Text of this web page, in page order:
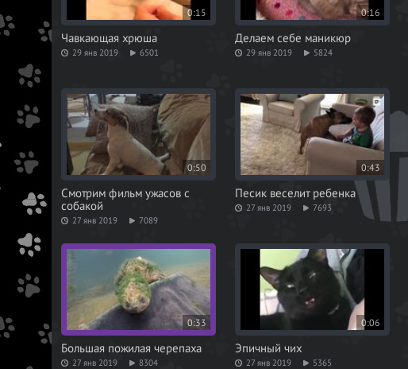
0:15
Чавкающая хрюша
29 янв 2019 6501
0:16
Делаем себе маникюр
29 янв 2019 5824
0:50
Смотрим фильм ужасов с
собакой
27 янв 2019 7089
0:43
Песик веселит ребенка
27 янв 2019 7693
0:33
Большая пожилая черепаха
27 янв 2019 8304
0:06
Эпичный чих
27 янв 2019 5365